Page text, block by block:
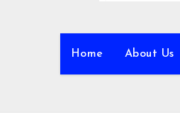
Home About Us